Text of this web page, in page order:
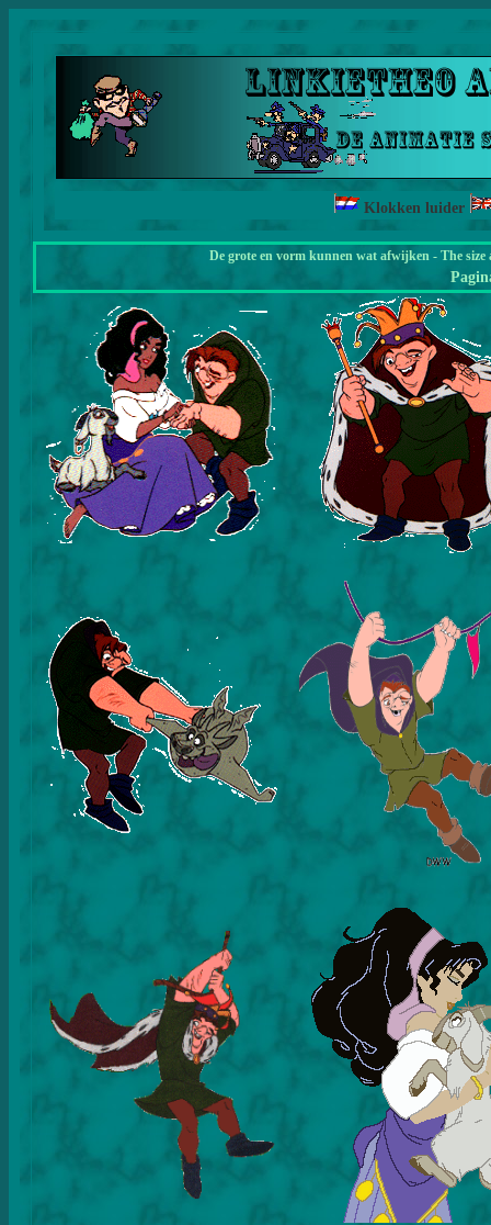
Klokken luider
De grote en vorm kunnen wat afwijken - The